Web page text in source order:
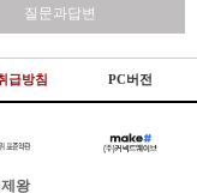
질문과답변
급방침 PC버전
왕